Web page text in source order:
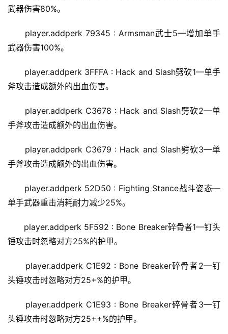
武器伤害80%。
player.addperk 79345 : Armsman武士5—增加单手
武器伤害100%。
player.addperk 3FFFA : Hack and Slash劈砍1—单手
斧攻击造成额外的出血伤害。
player.addperk C3678 : Hack and Slash劈砍2—单
手斧攻击造成额外的出血伤害。
player.addperk C3679 : Hack and Slash劈砍3—单
手斧攻击造成额外的出血伤害。
player.addperk 52D50 : Fighting Stance战斗姿态—
单手武器重击消耗耐力减少25%。
player.addperk 5F592 : Bone Breaker碎骨者1—钉头
锤攻击时忽略对方25%的护甲。
player.addperk C1E92 : Bone Breaker碎骨者2—钉
头锤攻击时忽略对方25+%的护甲。
player.addperk C1E93 : Bone Breaker碎骨者3—钉
头锤攻击时忽略对方25++%的护甲。